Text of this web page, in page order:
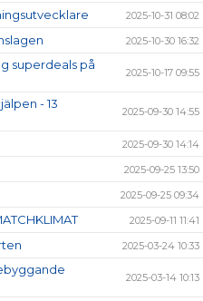
2025-10-31 08:02
2025-10-30 16:32
superdeals på
2025-10-17 09:55
- 13
2025-09-30 14:55
2025-09-30 14:14
2025-09-25 13:50
2025-09-25 09:34
2025-09-11 11:41
2025-03-24 10:33
2025-03-14 10:13